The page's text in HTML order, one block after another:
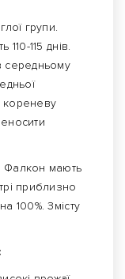
групи.
115 днів.
середньому
кореневу
Фалкон мають
приблизно
100%. Змісту